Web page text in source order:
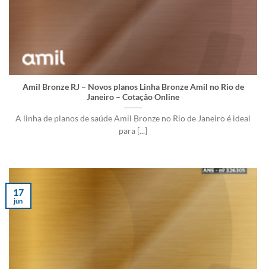
Amil Bronze RJ – Novos planos Linha Bronze Amil no Rio de
Janeiro – Cotação Online
A linha de planos de saúde Amil Bronze no Rio de Janeiro é ideal
para [...]
17
jun